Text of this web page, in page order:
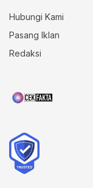
Hubungi Kami
Pasang Iklan
Redaksi